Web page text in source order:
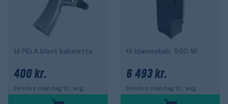
til PELA blast kabinetter 63045 og 86790
400 kr.
Sendes mandag 10. aug.
til blæseskab, 550 W
6 493 kr.
Sendes mandag 10. aug.